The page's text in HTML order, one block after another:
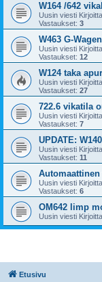
W164 /642
Uusin viesti
Vastaukset: 3
W463 G-
Uusin viesti
Vastaukset: 12
W124 taka
Uusin viesti
Vastaukset: 27
722.6 vikatila
Uusin viesti
Vastaukset: 7
UPDATE:
Uusin viesti
Vastaukset: 11
Uusin viesti
Vastaukset: 6
OM642 limp
Uusin viesti
Etusivu